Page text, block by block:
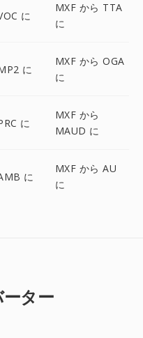
に
MXF から TTA
に
に
MXF から OGA
に
に
MXF から
MAUD に
に
MXF から AU
に
ター